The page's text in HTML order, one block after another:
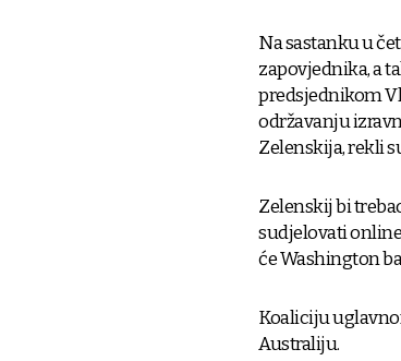
Na sastanku u
zapovjednika, a
predsjednikom
održavanju
Zelenskija, rekli
Zelenskij bi
sudjelovati
će Washington
Koaliciju
Australiju.